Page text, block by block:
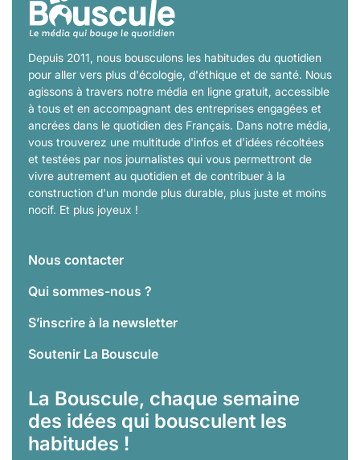
Depuis 2011, nous bousculons les habitudes du quotidien
pour aller vers plus d'écologie, d'éthique et de santé. Nous
agissons à travers notre média en ligne gratuit, accessible
à tous et en accompagnant des entreprises engagées et
ancrées dans le quotidien des Français. Dans notre média,
vous trouverez une multitude d'infos et d'idées récoltées
et testées par nos journalistes qui vous permettront de
vivre autrement au quotidien et de contribuer à la
construction d'un monde plus durable, plus juste et moins
nocif. Et plus joyeux !
Nous contacter
Qui sommes-nous ?
S’inscrire à la newsletter
Soutenir La Bouscule
La Bouscule, chaque semaine
des idées qui bousculent les
habitudes !